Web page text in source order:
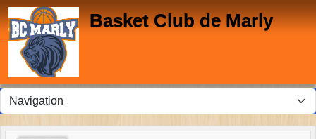
Basket Club de Marly
Panneau de gestion des cookies